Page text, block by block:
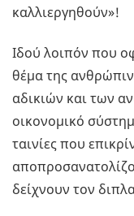
καλλιεργηθούν»!
Ιδού λοιπόν που
θέμα της
αδικιών και των
οικονομικό
ταινίες που
δείχνουν τον